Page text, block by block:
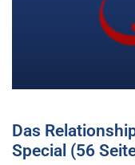
Das
Special (56